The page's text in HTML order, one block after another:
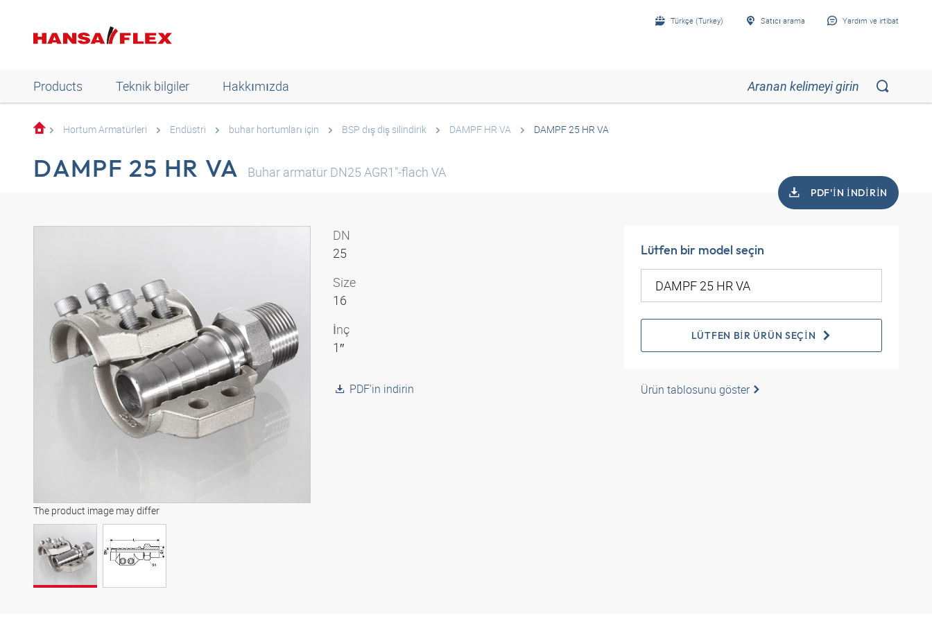
Türkçe (Turkey) Satıcı arama Yardım ve irtibat
Products Teknik bilgiler Hakkımızda
Hortum Armatürleri Endüstri buhar hortumları için BSP dış diş silindirik DAMPF HR VA DAMPF 25 HR VA
DAMPF 25 HR VA Buhar armatür DN25 AGR1"-flach VA
PDF'IN INDIRIN
The product image may differ
DN
25
Size
16
İnç
1″
PDF'in indirin
Lütfen bir model seçin
LÜTFEN BIR ÜRÜN SEÇIN
Ürün tablosunu göster